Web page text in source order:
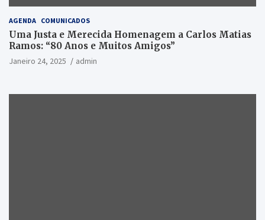
AGENDA COMUNICADOS
Uma Justa e Merecida Homenagem a Carlos Matias
Ramos: “80 Anos e Muitos Amigos”
Janeiro 24, 2025 admin